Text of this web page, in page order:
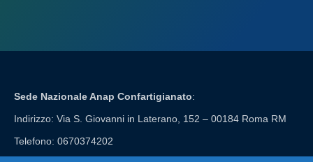
Sede Nazionale Anap Confartigianato:
Indirizzo: Via S. Giovanni in Laterano, 152 – 00184 Roma RM
Telefono: 0670374202